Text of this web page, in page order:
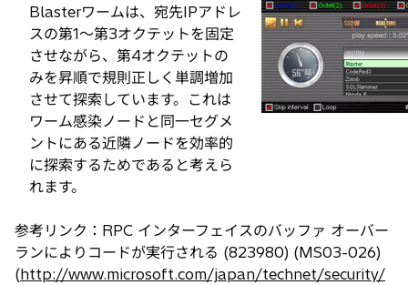
Blasterワームは、宛先IPアドレ
スの第1～第3オクテットを固定
させながら、第4オクテットの
みを昇順で規則正しく単調増加
させて探索しています。これは
ワーム感染ノードと同一セグメ
ントにある近隣ノードを効率的
に探索するためであると考えら
れます。
参考リンク：RPC インターフェイスのバッファ オーバー
ランによりコードが実行される (823980) (MS03-026)
(http://www.microsoft.com/japan/technet/security/